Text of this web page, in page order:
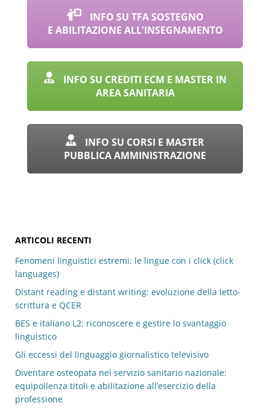
INFO SU TFA SOSTEGNO
E ABILITAZIONE ALL'INSEGNAMENTO
INFO SU CREDITI ECM E MASTER IN
AREA SANITARIA
INFO SU CORSI E MASTER
PUBBLICA AMMINISTRAZIONE
ARTICOLI RECENTI
Fenomeni linguistici estremi: le lingue con i click (click
languages)
Distant reading e distant writing: evoluzione della letto-
scrittura e QCER
BES e italiano L2: riconoscere e gestire lo svantaggio
linguistico
Gli eccessi del linguaggio giornalistico televisivo
Diventare osteopata nel servizio sanitario nazionale:
equipollenza titoli e abilitazione all’esercizio della
professione